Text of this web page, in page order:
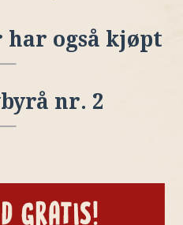
også kjøpt
nr. 2